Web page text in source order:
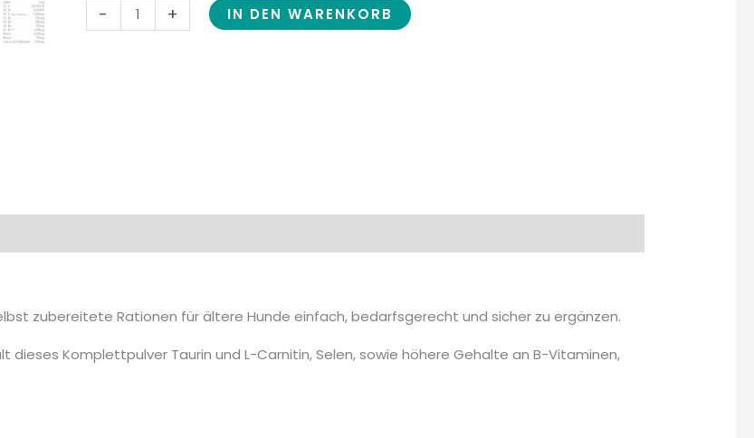
- + IN DEN WARENKORB
zubereitete Rationen für ältere Hunde einfach, bedarfsgerecht und sicher zu ergänzen.
Komplettpulver Taurin und L-Carnitin, Selen, sowie höhere Gehalte an B-Vitaminen,